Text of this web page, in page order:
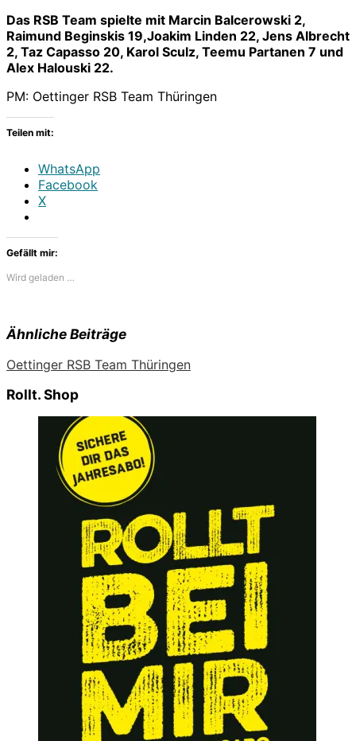
Das RSB Team spielte mit Marcin Balcerowski 2,
Raimund Beginskis 19,Joakim Linden 22, Jens Albrecht
2, Taz Capasso 20, Karol Sculz, Teemu Partanen 7 und
Alex Halouski 22.
PM: Oettinger RSB Team Thüringen
Teilen mit:
WhatsApp
Facebook
X
Gefällt mir:
Wird geladen …
Ähnliche Beiträge
Oettinger RSB Team Thüringen
Rollt. Shop